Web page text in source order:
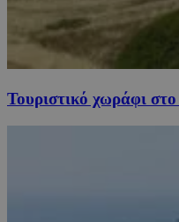
Τουριστικό χωράφι